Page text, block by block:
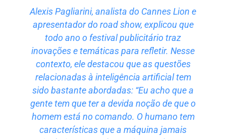
Alexis Pagliarini, analista do Cannes Lion e
apresentador doroad show, explicou que
todo ano o festival publicitário traz
inovações e temáticas para refletir. Nesse
contexto, ele destacou que as questões
relacionadas à inteligência artificial tem
sido bastante abordadas: “Eu acho que a
gente tem que ter a devida noção de que o
homem está no comando. O humano tem
características que a máquina jamais